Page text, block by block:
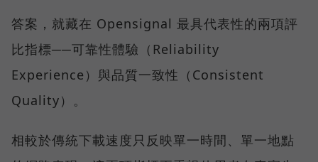
答案，就藏在 Opensignal 最具代表性的兩項評
比指標──可靠性體驗（Reliability
Experience）與品質一致性（Consistent
Quality）。
相較於傳統下載速度只反映單一時間、單一地點